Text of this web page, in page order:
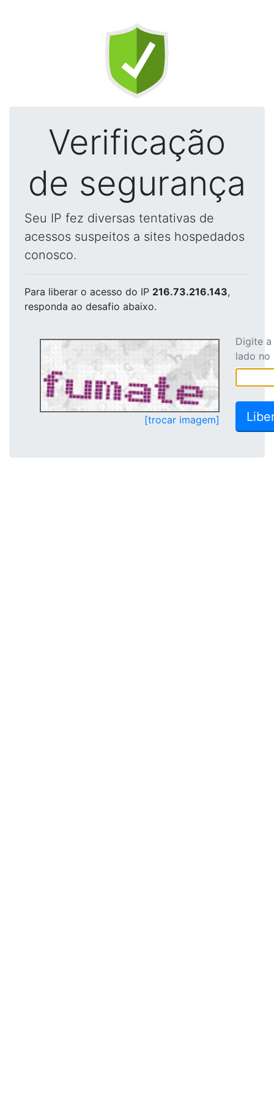
Verificação
de segurança
Seu IP fez diversas tentativas de
acessos suspeitos a sites hospedados
conosco.
Para liberar o acesso do IP 216.73.216.143,
responda ao desafio abaixo.
[trocar imagem]
Digite
lado no